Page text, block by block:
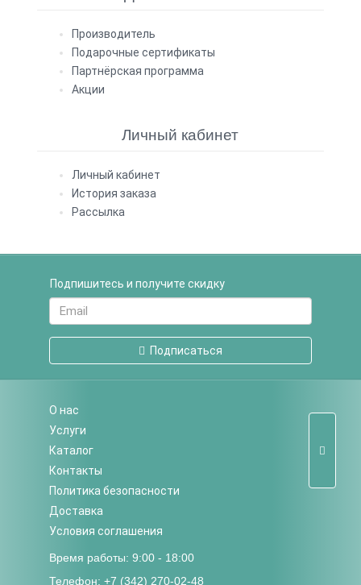
Производитель
Подарочные сертификаты
Партнёрская программа
Акции
Личный кабинет
Личный кабинет
История заказа
Рассылка
Подпишитесь и получите скидку
Подписаться
О нас
Услуги
Каталог
Контакты
Политика безопасности
Доставка
Условия соглашения
Время работы: 9:00 - 18:00
Телефон: +7 (342) 270-02-48